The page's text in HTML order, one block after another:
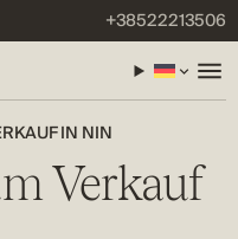
+38522213506
IN NIN
Verkauf